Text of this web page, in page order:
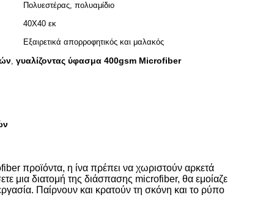
Πολυεστέρας, πολυαμίδιο
40Χ40 εκ
Εξαιρετικά απορροφητικός και μαλακός
, γυαλίζοντας ύφασμα 400gsm Microfiber
προϊόντα, η ίνα πρέπει να χωριστούν αρκετά
μια διατομή της διάσπασης microfiber, θα εμοίαζε
Παίρνουν και κρατούν τη σκόνη και το ρύπο